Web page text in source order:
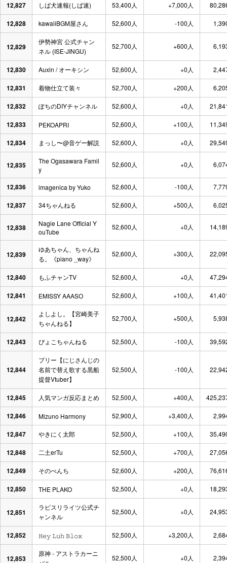
12,827 しば犬速報(しば速) 53,400人 +7,000人
12,828 kawaiiBGM屋さん 52,600人 -100人
12,829
伊勢神宮 公式チャン
ネル (ISE-JINGU)
52,700人 +600人
12,830 Auxin / オーキシン 52,600人 +0人
12,831 着物仕立て装々 52,700人 +200人
12,832 ぽちのDIYチャンネル 52,600人 +0人
12,833 PEKOAPRI 52,600人 +100人
12,834 まっし〜@音ゲー解説 52,600人 +0人
12,835
The Ogasawara Famil
y
52,600人 +0人
12,836 imagenica by Yuko 52,600人 -100人
12,837 34ちゃんねる 52,600人 +500人
12,838
Nagie Lane Official Y
ouTube
52,600人 +0人
12,839
ゆあちゃん、ちゃんね
る。《piano _way》
52,600人 +300人
12,840 もふチャンTV 52,600人 +0人
12,841 EMISSY AAASO 52,600人 +100人
12,842
よしよし。【宮崎美子
ちゃんねる】
52,700人 +500人
12,843 ぴょこちゃんねる 52,500人 -100人
12,844
プリー【にじさんじの
名前で替え歌する黒船
提督Vtuber】
52,500人 -100人
12,845 人気マンガ反応まとめ 52,500人 +400人
12,846 Mizuno Harmony 52,900人 +3,400人
12,847 やきにく太郎 52,500人 +100人
12,848 二土erTu 52,500人 +700人
12,849 そのべんち 52,600人 +200人
12,850 THE PLAKO 52,500人 +0人
12,851
ラピスリライツ公式チ
ャンネル
52,500人 +0人
12,852 𝙷𝚎𝚢 𝙻𝚞𝚑 𝙱𝚕𝚘𝚡 52,500人 +3,200人
12,853
原神 - アストラカーニ
52,500人 +0人